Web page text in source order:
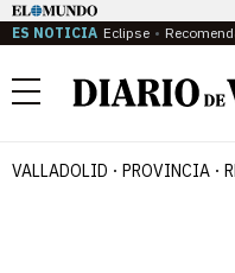
ES NOTICIA Eclipse
Menú
VALLADOLID PROVINCIA